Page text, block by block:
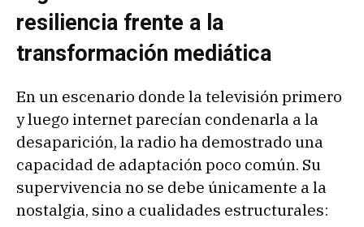
resiliencia frente a la
transformación mediática
En un escenario donde la televisión primero
y luego internet parecían condenarla a la
desaparición, la radio ha demostrado una
capacidad de adaptación poco común. Su
supervivencia no se debe únicamente a la
nostalgia, sino a cualidades estructurales: